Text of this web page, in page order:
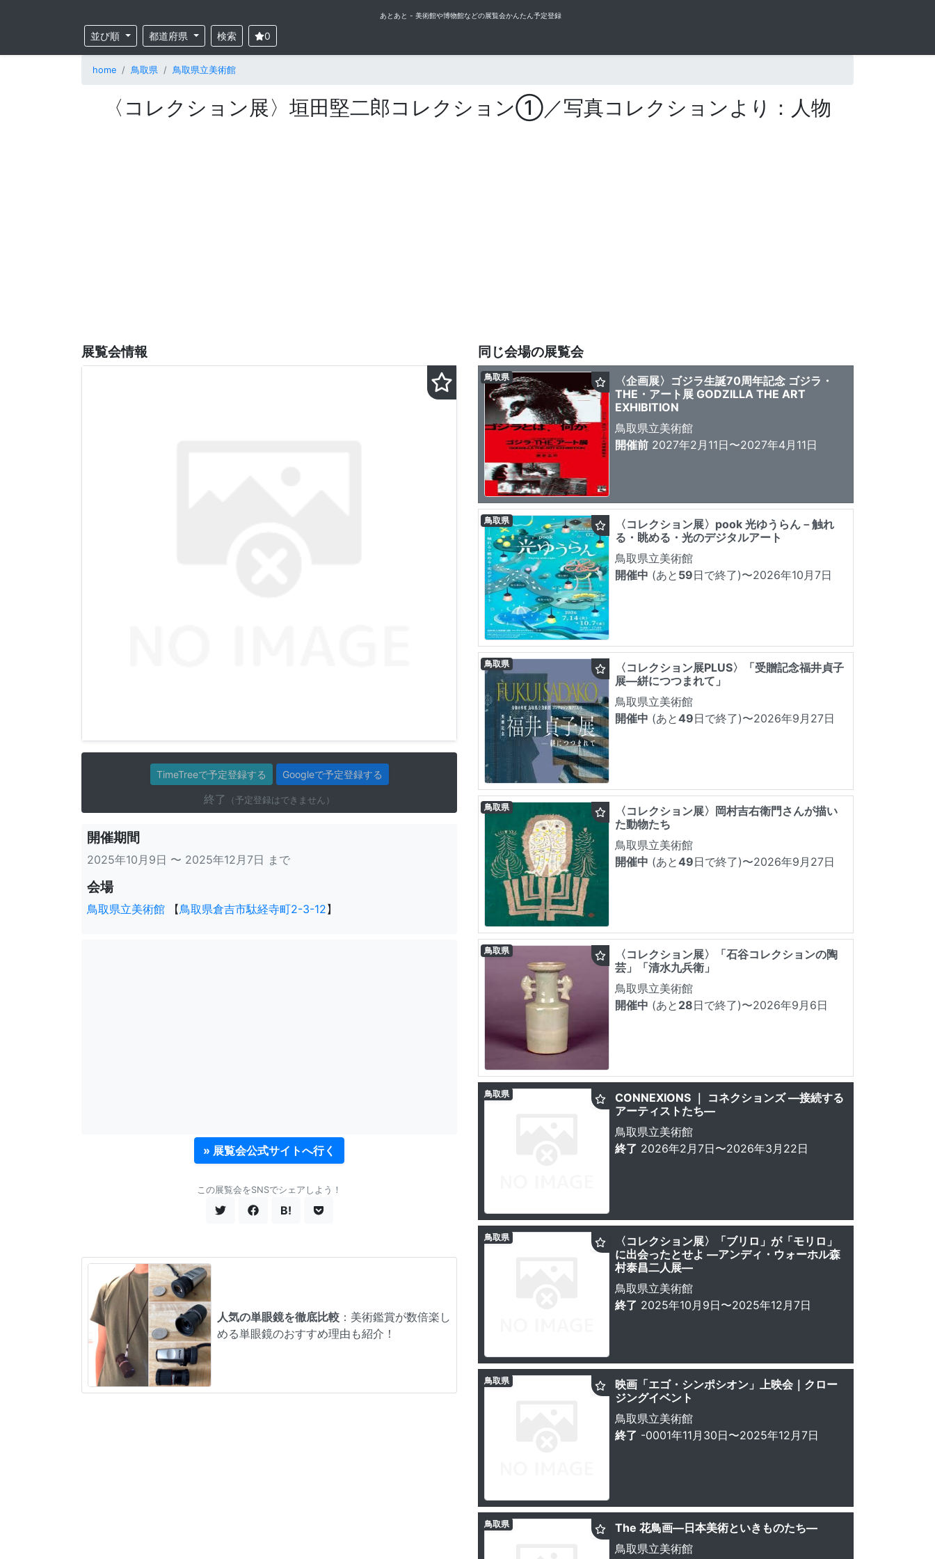
あとあと - 美術館や博物館などの展覧会かんたん予定登録
並び順 都道府県 検索 0
home 鳥取県 鳥取県立美術館
〈コレクション展〉垣田堅二郎コレクション①／写真コレクションより：人物
展覧会情報
TimeTreeで予定登録する Googleで予定登録する
終了 （予定登録はできません）
開催期間
2025年10月9日 〜 2025年12月7日 まで
会場
鳥取県立美術館 【鳥取県倉吉市駄経寺町2-3-12】
» 展覧会公式サイトへ行く
この展覧会をSNSでシェアしよう！
B!
人気の単眼鏡を徹底比較 ：美術鑑賞が数倍楽し
める単眼鏡のおすすめ理由も紹介！
同じ会場の展覧会
〈企画展〉ゴジラ生誕70周年記念 ゴジラ・
THE・アート展 GODZILLA THE ART
EXHIBITION
鳥取県立美術館
開催前 2027年2月11日〜2027年4月11日
鳥取県
〈コレクション展〉pook 光ゆうらん－触れ
る・眺める・光のデジタルアート
鳥取県立美術館
開催中 (あと 59日で終了)〜2026年10月7日
鳥取県
〈コレクション展PLUS〉「受贈記念福井貞子
展―絣につつまれて」
鳥取県立美術館
開催中 (あと49日で終了)〜2026年9月27日
鳥取県
〈コレクション展〉岡村吉右衛門さんが描い
た動物たち
鳥取県立美術館
開催中 (あと49日で終了)〜2026年9月27日
鳥取県
〈コレクション展〉「石谷コレクションの陶
芸」「清水九兵衛」
鳥取県立美術館
開催中 (あと 28日で終了)〜2026年9月6日
鳥取県
CONNEXIONS ｜ コネクションズ ―接続する
アーティストたち―
鳥取県立美術館
終了 2026年2月7日〜2026年3月22日
鳥取県
〈コレクション展〉「ブリロ」が「モリロ」
に出会ったとせよ ―アンディ・ウォーホル森
村泰昌二人展―
鳥取県立美術館
終了 2025年10月9日〜2025年12月7日
鳥取県
映画「エゴ・シンポシオン」上映会｜クロー
ジングイベント
鳥取県立美術館
終了 -0001年11月30日〜2025年12月7日
鳥取県
The 花鳥画―日本美術といきものたち―
鳥取県立美術館
鳥取県